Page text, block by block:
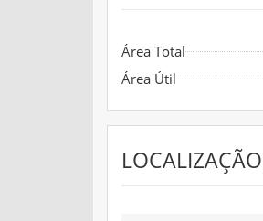
Área Total
Área Útil
LOCALIZAÇÃO